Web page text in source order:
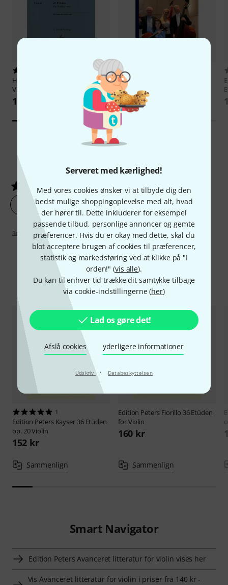
Serveret med kærlighed!
Med vores cookies ønsker vi at tilbyde dig den
bedst mulige shoppingoplevelse med alt, hvad
der hører til. Dette inkluderer for eksempel
passende tilbud, personlige annoncer og gemte
præferencer. Hvis du er okay med dette, skal du
blot acceptere brugen af cookies til præferencer,
statistik og markedsføring ved at klikke på "I
orden!" (vis alle).
Du kan til enhver tid trække dit samtykke tilbage
via cookie-indstillingerne (her)
Lad os gøre det!
Afslå cookies yderligere informationer
Udskriv · Databeskyttelsen
Henle Verlag
Kreutzer 42 Etüden
Violin
177 kr
Schott
Streichermethodik
194 kr
4.7/ 5
lav en vurdering af produktet nu
Retningslinjer for anmeldelser
Sammenlign valgmuligheder
1
Edition Peters Kayser 36 Etüden
op. 20 Violin
152 kr
Sammenlign
Edition Peters Fiorillo 36 Etüden
for Violin
160 kr
Sammenlign
Smart Navigator
Edition Peters Avanceret litteratur for violin vises her
Vis Avanceret litteratur for violin i priser fra 140 kr -